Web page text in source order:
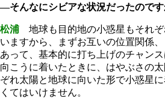
―そんなにシビアな状況だったのです
松浦 地球も目的地の小惑星もそれ
いますから、まずお互いの位置関係
あって、基本的に打ち上げのチャンス
向こうに着いたときに、はやぶさの
ぞれ太陽と地球に向いた形で小惑星
くてはいけません。